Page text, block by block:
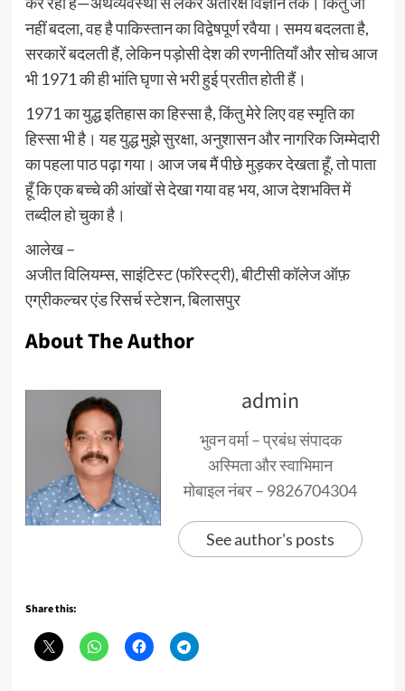
नहीं बदला, वह है पाकिस्तान का विद्वेषपूर्ण रवैया। समय बदलता है,
सरकारें बदलती हैं, लेकिन पड़ोसी देश की रणनीतियाँ और सोच आज
भी 1971 की ही भांति घृणा से भरी हुई प्रतीत होती हैं।
1971 का युद्ध इतिहास का हिस्सा है, किंतु मेरे लिए वह स्मृति का
हिस्सा भी है। यह युद्ध मुझे सुरक्षा, अनुशासन और नागरिक जिम्मेदारी
का पहला पाठ पढ़ा गया। आज जब मैं पीछे मुड़कर देखता हूँ, तो पाता
हूँ कि एक बच्चे की आंखों से देखा गया वह भय, आज देशभक्ति में
तब्दील हो चुका है।
आलेख –
अजीत विलियम्स, साइंटिस्ट (फॉरेस्ट्री), बीटीसी कॉलेज ऑफ़
एग्रीकल्चर एंड रिसर्च स्टेशन, बिलासपुर
About The Author
admin
भुवन वर्मा – प्रबंध संपादक
अस्मिता और स्वाभिमान
मोबाइल नंबर – 9826704304
See author's posts
Share this: